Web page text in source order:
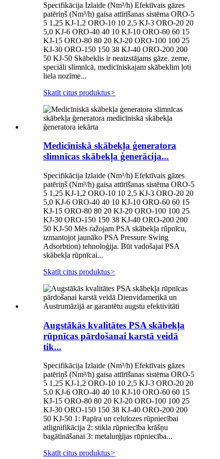
Specifikācija Izlaide (Nm³/h) Efektīvais gāzes
patēriņš (Nm³/h) gaisa attīrīšanas sistēma ORO-5
5 1,25 KJ-1,2 ORO-10 10 2,5 KJ-3 ORO-20 20
5,0 KJ-6 ORO-40 40 10 KJ-10 ORO-60 60 15
KJ-15 ORO-80 80 20 KJ-20 ORO-100 100 25
KJ-30 ORO-150 150 38 KJ-40 ORO-200 200
50 KJ-50 Skābeklis ir neaizstājams gāze. zeme,
speciāli slimnīcā, medicīniskajam skābeklim ļoti
liela nozīme...
Skatīt citus produktus>
Medicīniskā skābekļa ģeneratora
slimnīcas skābekļa ģenerācija...
Specifikācija Izlaide (Nm³/h) Efektīvais gāzes
patēriņš (Nm³/h) gaisa attīrīšanas sistēma ORO-5
5 1,25 KJ-1,2 ORO-10 10 2,5 KJ-3 ORO-20 20
5,0 KJ-6 ORO-40 40 10 KJ-10 ORO-60 60 15
KJ-15 ORO-80 80 20 KJ-20 ORO-100 100 25
KJ-30 ORO-150 150 38 KJ-40 ORO-200 200
50 KJ-50 Mēs ražojam PSA skābekļa rūpnīcu,
izmantojot jaunāko PSA Pressure Swing
Adsorbtion) tehnoloģija. Būt vadošajai PSA
skābekļa rūpnīcai...
Skatīt citus produktus>
Augstākās kvalitātes PSA skābekļa
rūpnīcas pārdošanai karstā veidā
tik...
Specifikācija Izlaide (Nm³/h) Efektīvais gāzes
patēriņš (Nm³/h) gaisa attīrīšanas sistēma ORO-5
5 1,25 KJ-1,2 ORO-10 10 2,5 KJ-3 ORO-20 20
5,0 KJ-6 ORO-40 40 10 KJ-10 ORO-60 60 15
KJ-15 ORO-80 80 20 KJ-20 ORO-100 100 25
KJ-30 ORO-150 150 38 KJ-40 ORO-200 200
50 KJ-50 1: Papīra un celulozes rūpniecībai
atlignifikācija 2: stikla rūpniecība krāšņu
bagātināšanai 3: metalurģijas rūpniecība...
Skatīt citus produktus>